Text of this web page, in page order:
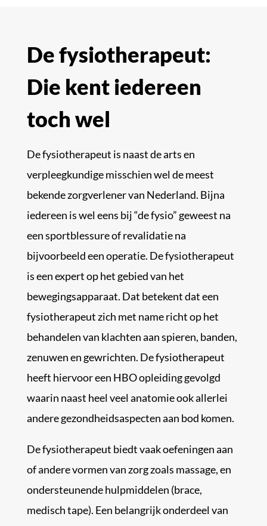
De fysiotherapeut:
Die kent iedereen
toch wel
De fysiotherapeut is naast de arts en
verpleegkundige misschien wel de meest
bekende zorgverlener van Nederland. Bijna
iedereen is wel eens bij “de fysio” geweest na
een sportblessure of revalidatie na
bijvoorbeeld een operatie. De fysiotherapeut
is een expert op het gebied van het
bewegingsapparaat. Dat betekent dat een
fysiotherapeut zich met name richt op het
behandelen van klachten aan spieren, banden,
zenuwen en gewrichten. De fysiotherapeut
heeft hiervoor een HBO opleiding gevolgd
waarin naast heel veel anatomie ook allerlei
andere gezondheidsaspecten aan bod komen.
De fysiotherapeut biedt vaak oefeningen aan
of andere vormen van zorg zoals massage, en
ondersteunende hulpmiddelen (brace,
medisch tape). Een belangrijk onderdeel van